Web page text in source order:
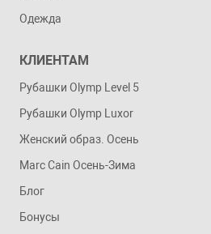
Одежда
КЛИЕНТАМ
Рубашки Olymp Level 5
Рубашки Olymp Luxor
Женский образ. Осень
Marc Cain Осень-Зима
Блог
Бонусы